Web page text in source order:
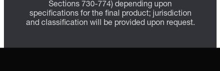
Sections 730-774) depending upon
specifications for the final product; jurisdiction
and classification will be provided upon request.